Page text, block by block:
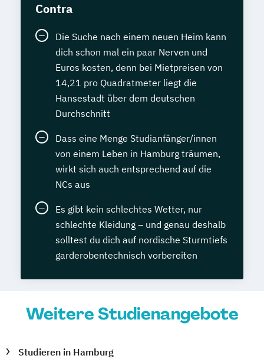
Contra
Die Suche nach einem neuen Heim kann
dich schon mal ein paar Nerven und
Euros kosten, denn bei Mietpreisen von
14,21 pro Quadratmeter liegt die
Hansestadt über dem deutschen
Durchschnitt
Dass eine Menge Studianfänger/innen
von einem Leben in Hamburg träumen,
wirkt sich auch entsprechend auf die
NCs aus
Es gibt kein schlechtes Wetter, nur
schlechte Kleidung – und genau deshalb
solltest du dich auf nordische Sturmtiefs
garderobentechnisch vorbereiten
Weitere Studienangebote
Studieren in Hamburg